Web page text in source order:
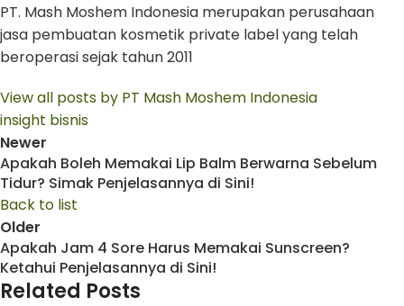
PT. Mash Moshem Indonesia merupakan perusahaan
jasa pembuatan kosmetik private label yang telah
beroperasi sejak tahun 2011
View all posts by PT Mash Moshem Indonesia
insight bisnis
Newer
Apakah Boleh Memakai Lip Balm Berwarna Sebelum
Tidur? Simak Penjelasannya di Sini!
Back to list
Older
Apakah Jam 4 Sore Harus Memakai Sunscreen?
Ketahui Penjelasannya di Sini!
Related Posts